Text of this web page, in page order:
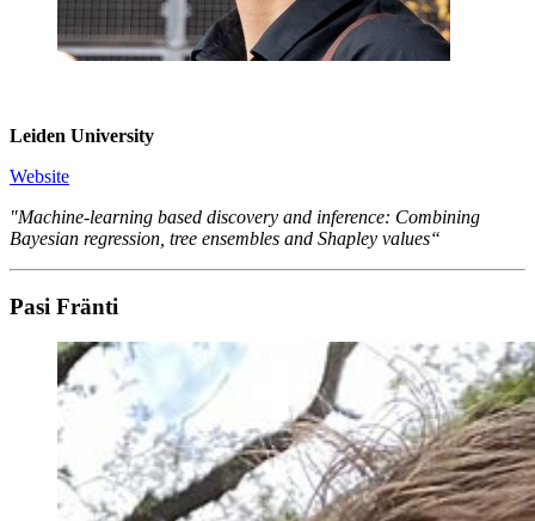
Leiden University
Website
"Machine-learning based discovery and inference: Combining
Bayesian regression, tree ensembles and Shapley values“
Pasi Fränti